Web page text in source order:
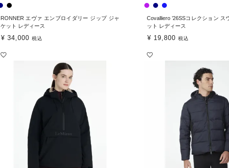
RONNER エヴァ エンブロイダリー ジップ ジャ
ケット レディース
¥ 34,000 税込
Covalliero ’26SSコレクション ス
ット レディース
¥ 19,800 税込